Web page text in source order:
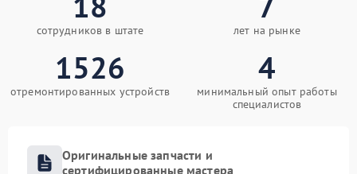
сотрудников в штате лет на рынке
1526
отремонтированных устройств
4
минимальный опыт работы
специалистов
Оригинальные запчасти и
сертифицированные мастера